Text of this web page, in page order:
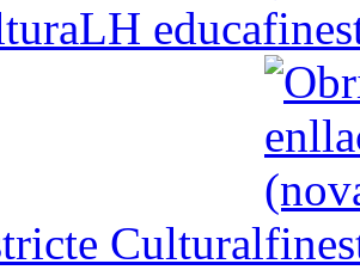
educa
Cultural